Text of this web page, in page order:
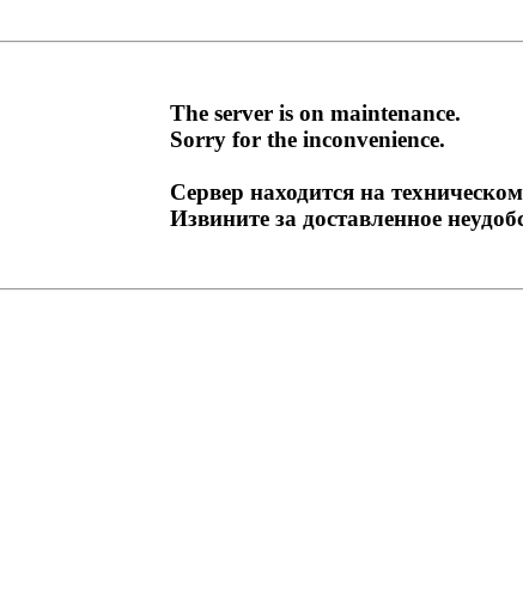
The server is on maintenance.
Sorry for the inconvenience.
Сервер находится на
Извините за доставленное